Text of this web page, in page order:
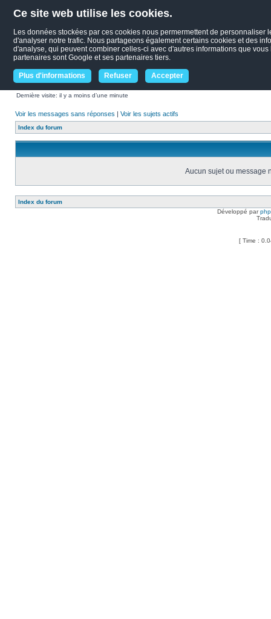
Ce site web utilise les cookies.
Les données stockées par ces cookies nous permermettent de
d'analyser notre trafic. Nous partageons également certains cookies et des
d'analyse, qui peuvent combiner celles-ci avec d'autres informations que
partenaires sont Google et ses partenaires tiers.
Plus d'informations Refuser Accepter
Dernière visite: il y a moins d’une minute
Voir les messages sans réponses | Voir les sujets actifs
Index du forum
Aucun sujet ou message
Index du forum
Développé par
[ Time :